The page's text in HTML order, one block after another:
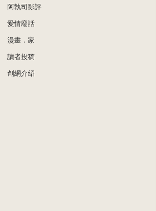
阿執司影評
愛情廢話
漫畫．家
讀者投稿
創網介紹